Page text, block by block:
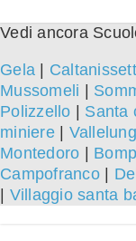
Vedi ancora
Gela
Mussomeli
Polizzello
Santa
miniere|
Montedoro
Campofranco|
Villaggio santa